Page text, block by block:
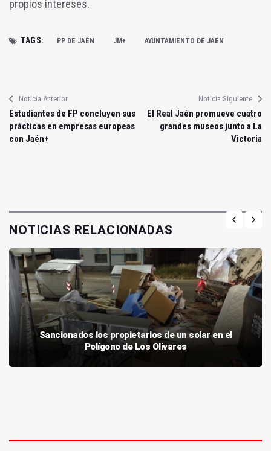
propios intereses.
TAGS: PP DE JAÉN JM+ AYUNTAMIENTO DE JAÉN
Noticia Anterior
Estudiantes de FP concluyen sus
prácticas en empresas europeas
con Jaén+
Noticia Siguiente
El Real Jaén promueve cuatro
grandes museos junto a La
Victoria
NOTICIAS RELACIONADAS
Sancionados los propietarios de un solar en el
Polígono de Los Olivares